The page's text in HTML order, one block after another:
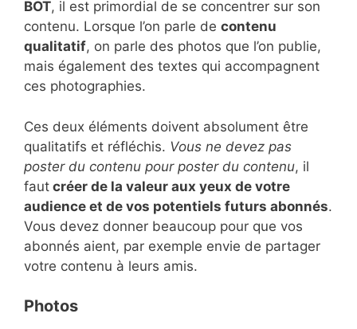
BOT, il est primordial de se concentrer sur son
contenu. Lorsque l’on parle de contenu
qualitatif, on parle des photos que l’on publie,
mais également des textes qui accompagnent
ces photographies.
Ces deux éléments doivent absolument être
qualitatifs et réfléchis. Vous ne devez pas
poster du contenu pour poster du contenu, il
faut créer de la valeur aux yeux de votre
audience et de vos potentiels futurs abonnés.
Vous devez donner beaucoup pour que vos
abonnés aient, par exemple envie de partager
votre contenu à leurs amis.
Photos